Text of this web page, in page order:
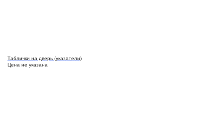
Таблички на дверь (указатели)
Цена не указана